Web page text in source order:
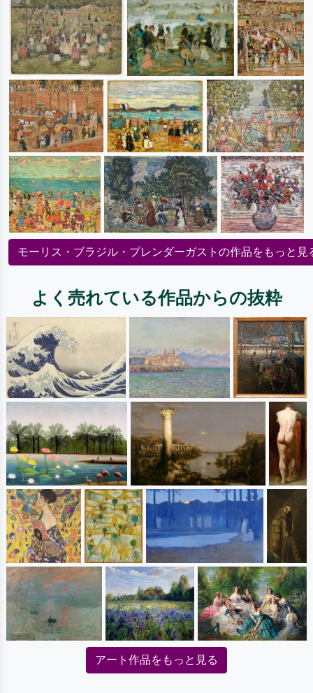
モーリス・ブラジル・プレンダーガストの作品をもっと見
よく売れている作品からの抜粋
アート作品をもっと見る